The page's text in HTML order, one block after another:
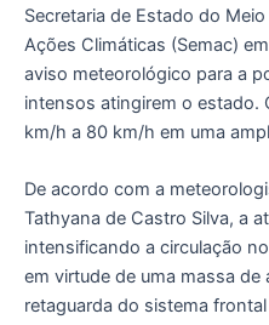
Secretaria de Estado do
Ações Climáticas (Semac)
aviso meteorológico para a
intensos atingirem o estado.
km/h a 80 km/h em uma
De acordo com a
Tathyana de Castro Silva, a
intensificando a circulação
em virtude de uma massa de
retaguarda do sistema